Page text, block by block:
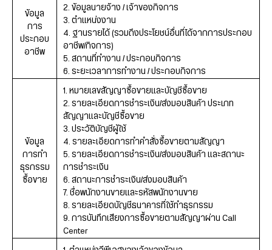
ข้อมูล
การ
ประกอบ
อาชีพ
2. ข้อมูลนายจ้าง / เจ้าของกิจการ
3. ตำแหน่งงาน
4. ฐานรายได้ (รวมถึงประโยชน์อื่นที่ได้จากการประกอบ
อาชีพ/กิจการ)
5. สถานที่ทำงาน / ประกอบกิจการ
6. ระยะเวลาการทำงาน / ประกอบกิจการ
ข้อมูล
การทำ
ธุรกรรม
ซื้อขาย
1. หมายเลขสัญญาซื้อขายและบัญชีซื้อขาย
2. รายละเอียดการชำระเงิน/ส่งมอบสินค้า ประเภท
สัญญาและบัญชีซื้อขาย
3. ประวัติบัญชีผู้ใช้
4. รายละเอียดการทำคำสั่งซื้อขายตามสัญญา
5. รายละเอียดการชำระเงิน/ส่งมอบสินค้า และสถานะ
การชำระเงิน
6. สถานะการชำระเงิน/ส่งมอบสินค้า
7. ชื่อพนักงานขายและรหัสพนักงานขาย
8. รายละเอียดบัญชีธนาคารที่ใช้ทำธุรกรรม
9. การบันทึกเสียงการซื้อขายตามสัญญาผ่าน Call
Center